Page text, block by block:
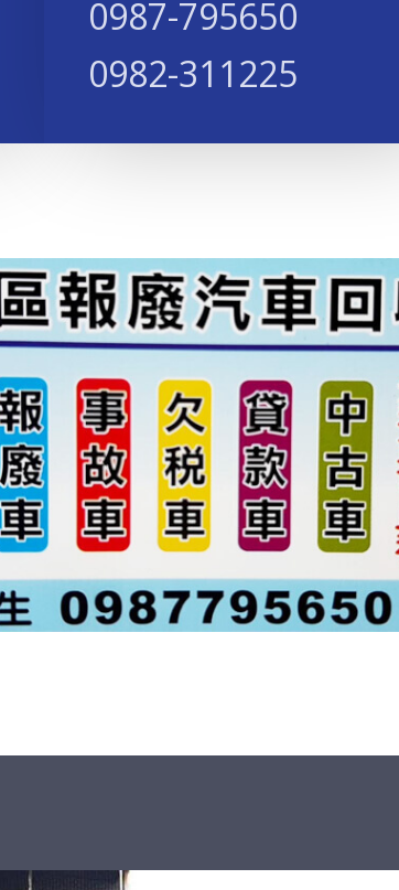
0987-795650​​​
0982-311225​​​